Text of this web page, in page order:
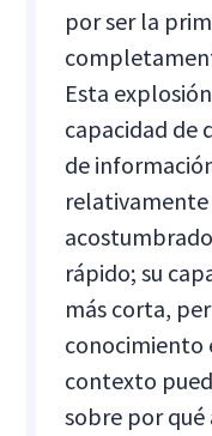
por ser la
Esta
capacidad de
de
relativamente
rápido; su
más corta,
conocimiento
contexto
sobre por qué